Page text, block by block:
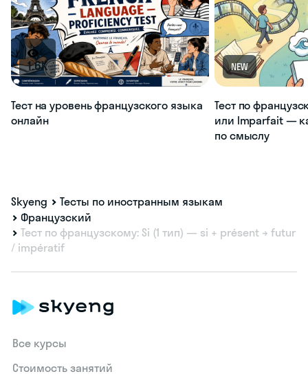
1.6K
Тест на уровень французского языка
онлайн
NEW
Тест по
или Imparfait —
по смыслу
Skyeng
Тесты по иностранным языкам
Французский
Тест по французскому: Si (1 тип) — si + présent → futur
/ impératif
Все курсы
Стоимость занятий